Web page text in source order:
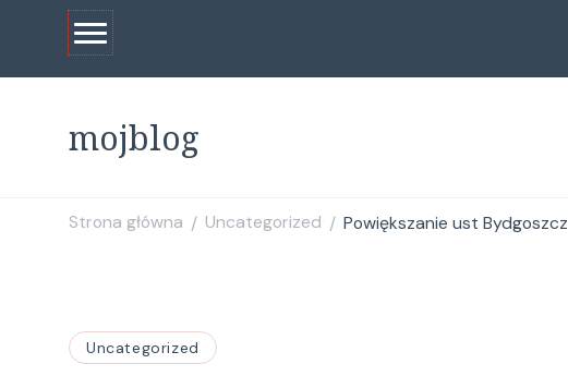
mojblog
Strona główna / Uncategorized / Powiększanie ust Bydgoszcz
Uncategorized